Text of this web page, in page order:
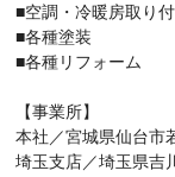
■空調・冷暖房取り
■各種塗装
■各種リフォーム
【事業所】
本社／宮城県仙台市
埼玉支店／埼玉県吉